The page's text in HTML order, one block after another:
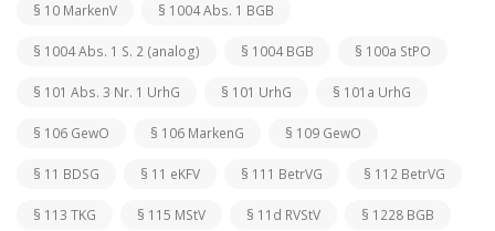
§ 10 MarkenV § 1004 Abs. 1 BGB
§ 1004 Abs. 1 S. 2 (analog) § 1004 BGB § 100a StPO
§ 101 Abs. 3 Nr. 1 UrhG § 101 UrhG § 101a UrhG
§ 106 GewO § 106 MarkenG § 109 GewO
§ 11 BDSG § 11 eKFV § 111 BetrVG § 112 BetrVG
§ 113 TKG § 115 MStV § 11d RVStV § 1228 BGB